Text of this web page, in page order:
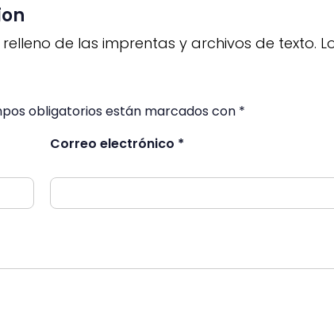
de las imprentas y archivos de texto.
obligatorios están marcados con *
Correo electrónico *